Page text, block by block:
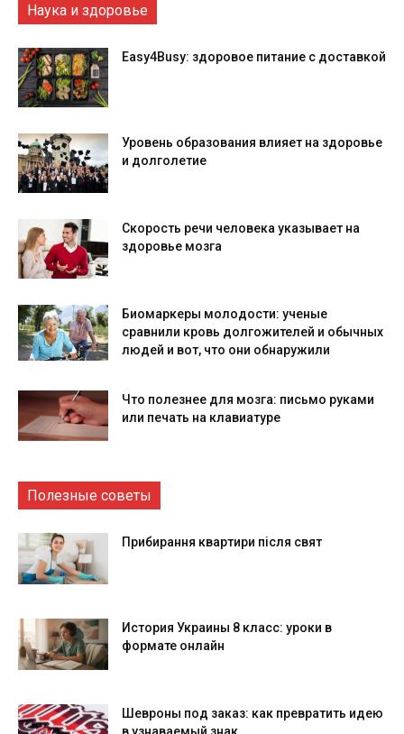
Наука и здоровье
Easy4Busy: здоровое питание с доставкой
Уровень образования влияет на здоровье
и долголетие
Скорость речи человека указывает на
здоровье мозга
Биомаркеры молодости: ученые
сравнили кровь долгожителей и обычных
людей и вот, что они обнаружили
Что полезнее для мозга: письмо руками
или печать на клавиатуре
Полезные советы
Прибирання квартири після свят
История Украины 8 класс: уроки в
формате онлайн
Шевроны под заказ: как превратить идею
в узнаваемый знак